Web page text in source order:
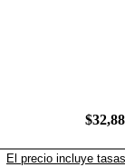
El precio incluye tasas